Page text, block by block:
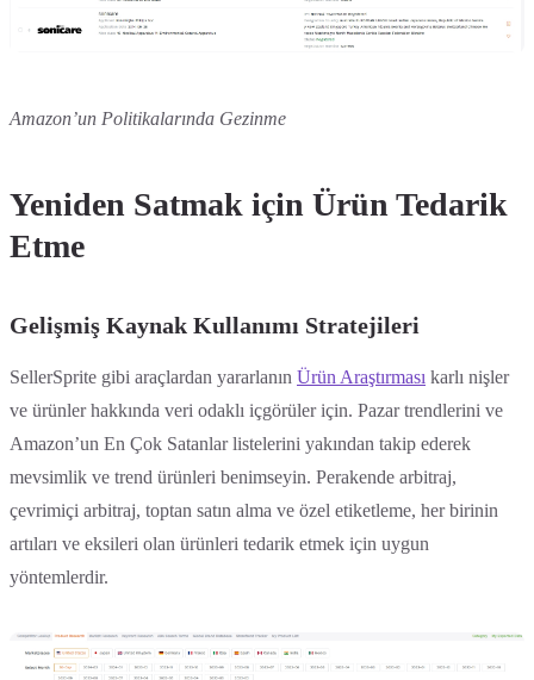
Amazon’un Politikalarında Gezinme
Yeniden Satmak için Ürün Tedarik
Etme
Gelişmiş Kaynak Kullanımı Stratejileri
SellerSprite gibi araçlardan yararlanın Ürün Araştırması karlı nişler
ve ürünler hakkında veri odaklı içgörüler için. Pazar trendlerini ve
Amazon’un En Çok Satanlar listelerini yakından takip ederek
mevsimlik ve trend ürünleri benimseyin. Perakende arbitraj,
çevrimiçi arbitraj, toptan satın alma ve özel etiketleme, her birinin
artıları ve eksileri olan ürünleri tedarik etmek için uygun
yöntemlerdir.